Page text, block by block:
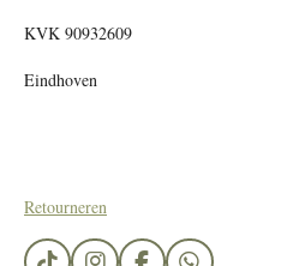
KVK 90932609
Eindhoven
Retourneren